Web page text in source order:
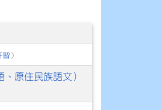
習 )
原住民族語文）